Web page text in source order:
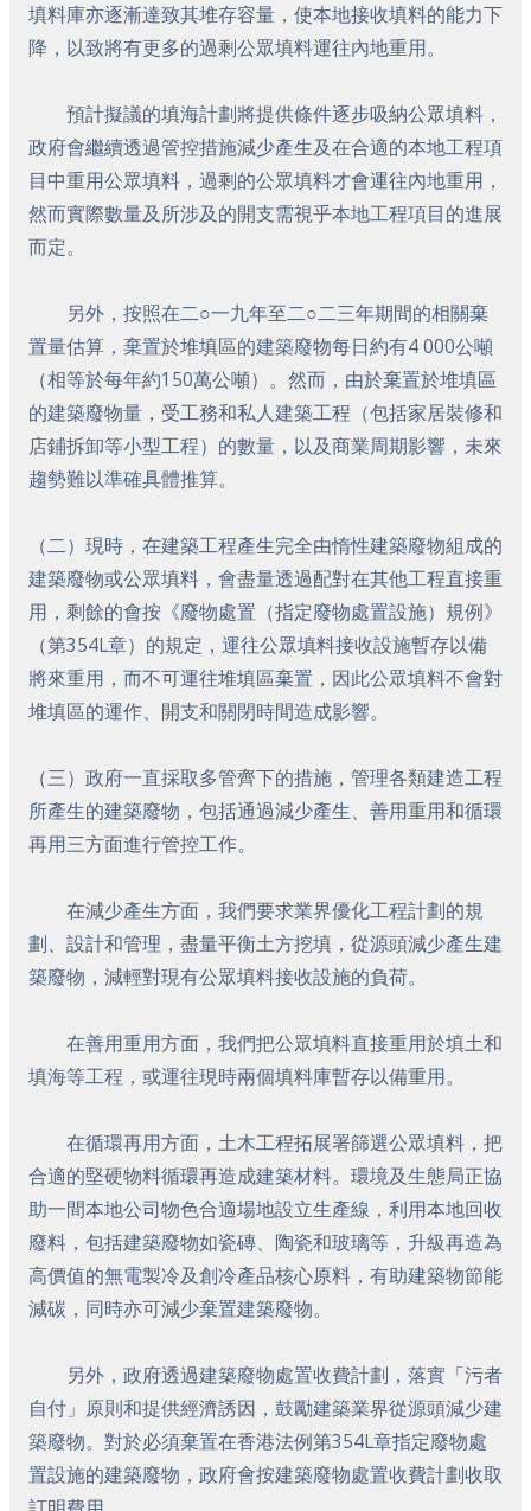
填料庫亦逐漸達致其堆存容量，使本地接收填料的能力下
降，以致將有更多的過剩公眾填料運往內地重用。
預計擬議的填海計劃將提供條件逐步吸納公眾填料，
政府會繼續透過管控措施減少產生及在合適的本地工程項
目中重用公眾填料，過剩的公眾填料才會運往內地重用，
然而實際數量及所涉及的開支需視乎本地工程項目的進展
而定。
另外，按照在二○一九年至二○二三年期間的相關棄
置量估算，棄置於堆填區的建築廢物每日約有4 000公噸
（相等於每年約150萬公噸）。然而，由於棄置於堆填區
的建築廢物量，受工務和私人建築工程（包括家居裝修和
店鋪拆卸等小型工程）的數量，以及商業周期影響，未來
趨勢難以準確具體推算。
（二）現時，在建築工程產生完全由惰性建築廢物組成的
建築廢物或公眾填料，會盡量透過配對在其他工程直接重
用，剩餘的會按《廢物處置（指定廢物處置設施）規例》
（第354L章）的規定，運往公眾填料接收設施暫存以備
將來重用，而不可運往堆填區棄置，因此公眾填料不會對
堆填區的運作、開支和關閉時間造成影響。
（三）政府一直採取多管齊下的措施，管理各類建造工程
所產生的建築廢物，包括通過減少產生、善用重用和循環
再用三方面進行管控工作。
在減少產生方面，我們要求業界優化工程計劃的規
劃、設計和管理，盡量平衡土方挖填，從源頭減少產生建
築廢物，減輕對現有公眾填料接收設施的負荷。
在善用重用方面，我們把公眾填料直接重用於填土和
填海等工程，或運往現時兩個填料庫暫存以備重用。
在循環再用方面，土木工程拓展署篩選公眾填料，把
合適的堅硬物料循環再造成建築材料。環境及生態局正協
助一間本地公司物色合適場地設立生產線，利用本地回收
廢料，包括建築廢物如瓷磚、陶瓷和玻璃等，升級再造為
高價值的無電製冷及創冷產品核心原料，有助建築物節能
減碳，同時亦可減少棄置建築廢物。
另外，政府透過建築廢物處置收費計劃，落實「污者
自付」原則和提供經濟誘因，鼓勵建築業界從源頭減少建
築廢物。對於必須棄置在香港法例第354L章指定廢物處
置設施的建築廢物，政府會按建築廢物處置收費計劃收取